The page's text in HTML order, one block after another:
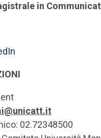
in
02.72348500